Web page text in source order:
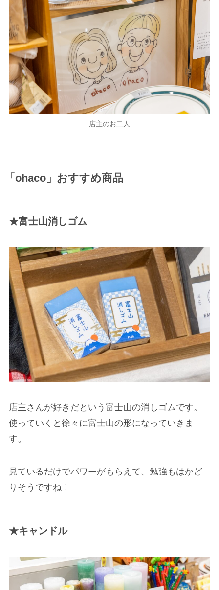
店主のお二人
「ohaco」おすすめ商品
★富士山消しゴム
店主さんが好きだという富士山の消しゴムです。
使っていくと徐々に富士山の形になっていきま
す。
見ているだけでパワーがもらえて、勉強もはかど
りそうですね！
★キャンドル